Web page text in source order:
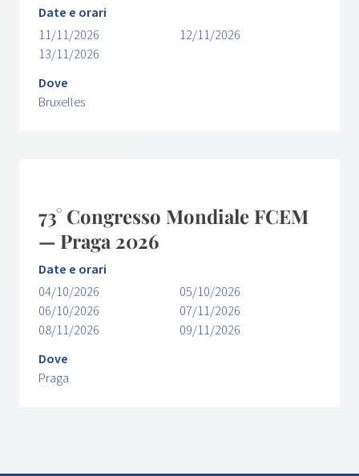
Date e orari
11/11/2026
12/11/2026
13/11/2026
Dove
Bruxelles
73° Congresso Mondiale FCEM
— Praga 2026
Date e orari
04/10/2026
05/10/2026
06/10/2026
07/11/2026
08/11/2026
09/11/2026
Dove
Praga